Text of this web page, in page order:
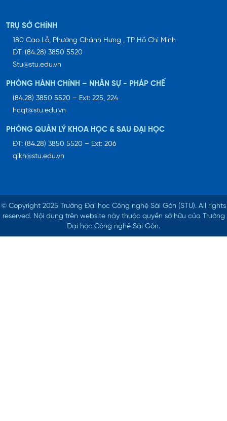
TRỤ SỞ CHÍNH
180 Cao Lỗ, Phường Chánh Hưng , TP Hồ Chí Minh
ĐT: (84.28) 3850 5520
Stu@stu.edu.vn
PHÒNG HÀNH CHÍNH – NHÂN SỰ - PHÁP CHẾ
(84.28) 3850 5520 – Ext: 225, 224
hcqt@stu.edu.vn
PHÒNG QUẢN LÝ KHOA HỌC & SAU ĐẠI HỌC
ĐT: (84.28) 3850 5520 – Ext: 206
qlkh@stu.edu.vn
© Copyright 2025 Trường Đại học Công nghệ Sài Gòn (STU). All rights
reserved. Nội dung trên website này thuộc quyền sở hữu của Trường
Đại học Công nghệ Sài Gòn.